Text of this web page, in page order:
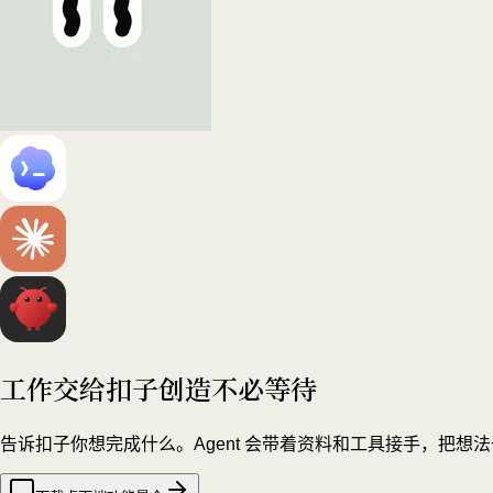
工作交给扣子创造不必等待
告诉扣子你想完成什么。Agent 会带着资料和工具接手，把想法